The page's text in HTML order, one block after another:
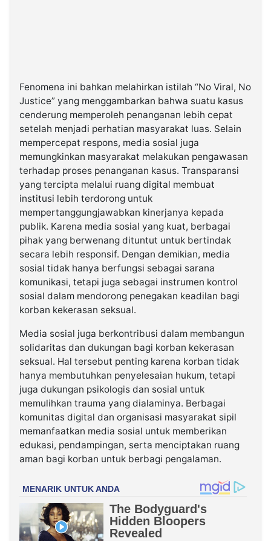
Fenomena ini bahkan melahirkan istilah “No Viral, No
Justice” yang menggambarkan bahwa suatu kasus
cenderung memperoleh penanganan lebih cepat
setelah menjadi perhatian masyarakat luas. Selain
mempercepat respons, media sosial juga
memungkinkan masyarakat melakukan pengawasan
terhadap proses penanganan kasus. Transparansi
yang tercipta melalui ruang digital membuat
institusi lebih terdorong untuk
mempertanggungjawabkan kinerjanya kepada
publik. Karena media sosial yang kuat, berbagai
pihak yang berwenang dituntut untuk bertindak
secara lebih responsif. Dengan demikian, media
sosial tidak hanya berfungsi sebagai sarana
komunikasi, tetapi juga sebagai instrumen kontrol
sosial dalam mendorong penegakan keadilan bagi
korban kekerasan seksual.
Media sosial juga berkontribusi dalam membangun
solidaritas dan dukungan bagi korban kekerasan
seksual. Hal tersebut penting karena korban tidak
hanya membutuhkan penyelesaian hukum, tetapi
juga dukungan psikologis dan sosial untuk
memulihkan trauma yang dialaminya. Berbagai
komunitas digital dan organisasi masyarakat sipil
memanfaatkan media sosial untuk memberikan
edukasi, pendampingan, serta menciptakan ruang
aman bagi korban untuk berbagi pengalaman.